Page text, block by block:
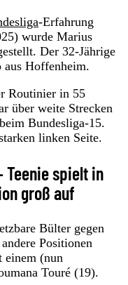
-Erfahrung
wurde Marius
Der 32-Jährige
Hoffenheim.
Routinier in 55
über weite Strecken
Bundesliga-15.
linken Seite.
Teenie spielt in
groß auf
Bülter gegen
Positionen
einem (nun
Touré (19).